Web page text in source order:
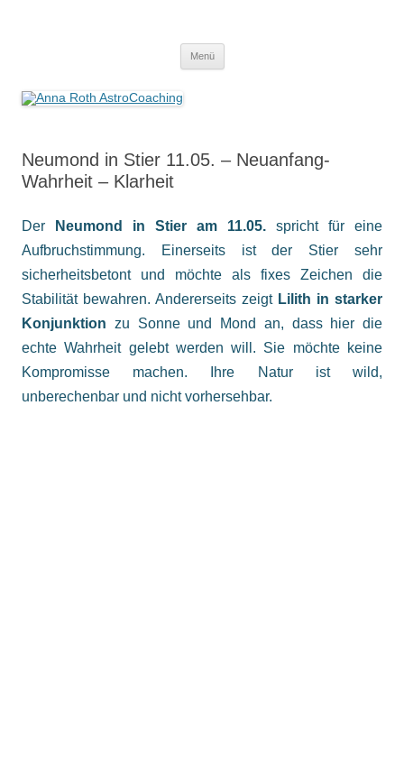
Menü
Neumond in Stier 11.05. – Neuanfang-
Wahrheit – Klarheit
Der Neumond in Stier am 11.05. spricht für eine
Aufbruchstimmung. Einerseits ist der Stier sehr
sicherheitsbetont und möchte als fixes Zeichen die
Stabilität bewahren. Andererseits zeigt Lilith in starker
Konjunktion zu Sonne und Mond an, dass hier die
echte Wahrheit gelebt werden will. Sie möchte keine
Kompromisse machen. Ihre Natur ist wild,
unberechenbar und nicht vorhersehbar.